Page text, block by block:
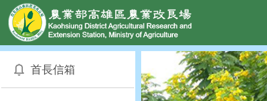
網頁置頂
首長信箱